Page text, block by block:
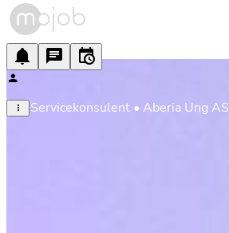
Servicekonsulent • Aberia Ung AS